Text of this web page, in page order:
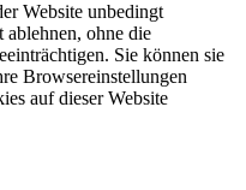
Website unbedingt
ohne die
Sie können sie
Browsereinstellungen
auf dieser Website